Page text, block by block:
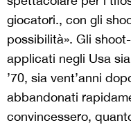
giocatori., con gli
possibilità». Gli
applicati negli Usa
’70, sia vent’anni
abbandonati
convincessero,